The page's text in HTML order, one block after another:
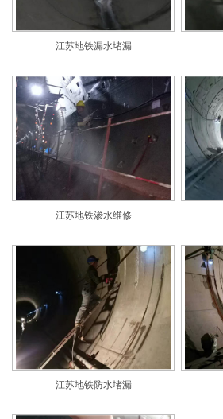
江苏地铁漏水堵漏
江苏地铁渗水维修
江苏地铁防水堵漏